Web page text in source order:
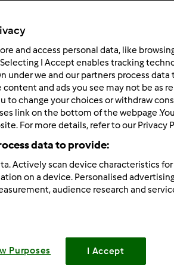
Ordenar por:
Predefinido
and access personal data, like
I Accept enables tracking
under we and our partners process data
content and ads you see may not be as
to change your choices or withdraw
link on the bottom of the webpage
For more details, refer to our Privacy
data to provide:
Actively scan device characteristics
on a device. Personalised
audience research and
Purposes I Accept